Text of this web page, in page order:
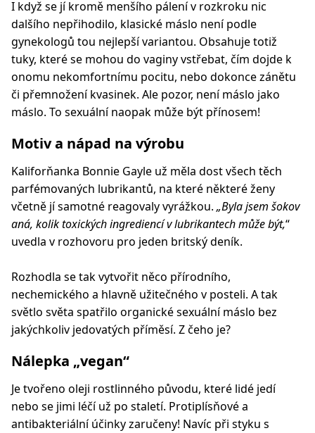
I když se jí kromě menšího pálení v rozkroku nic
dalšího nepřihodilo, klasické máslo není podle
gynekologů tou nejlepší variantou. Obsahuje totiž
tuky, které se mohou do vaginy vstřebat, čím dojde k
onomu nekomfortnímu pocitu, nebo dokonce zánětu
či přemnožení kvasinek. Ale pozor, není máslo jako
máslo. To sexuální naopak může být přínosem!
Motiv a nápad na výrobu
Kaliforňanka Bonnie Gayle už měla dost všech těch
parfémovaných lubrikantů, na které některé ženy
včetně jí samotné reagovaly vyrážkou. „Byla jsem šokov
aná, kolik toxických ingrediencí v lubrikantech může být,“
uvedla v rozhovoru pro jeden britský deník.
Rozhodla se tak vytvořit něco přírodního,
nechemického a hlavně užitečného v posteli. A tak
světlo světa spatřilo organické sexuální máslo bez
jakýchkoliv jedovatých příměsí. Z čeho je?
Nálepka „vegan“
Je tvořeno oleji rostlinného původu, které lidé jedí
nebo se jimi léčí už po staletí. Protiplísňové a
antibakteriální účinky zaručeny! Navíc při styku s